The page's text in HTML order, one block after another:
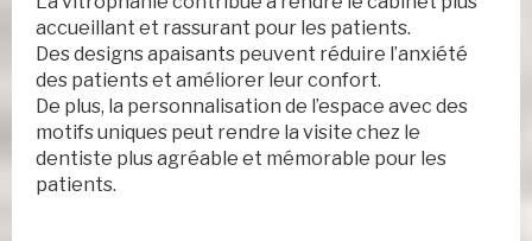
accueillant et rassurant pour les patients.
Des designs apaisants peuvent réduire l’anxiété
des patients et améliorer leur confort.
De plus, la personnalisation de l’espace avec des
motifs uniques peut rendre la visite chez le
dentiste plus agréable et mémorable pour les
patients.